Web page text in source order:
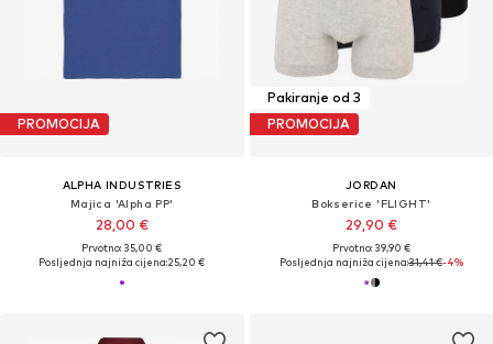
PROMOCIJA
ALPHA INDUSTRIES
Majica 'Alpha PP'
28,00 €
Prvotno: 35,00 €
Posljednja najniža cijena:25,20 €
Pakiranje od 3
PROMOCIJA
JORDAN
Bokserice 'FLIGHT'
29,90 €
Prvotno: 39,90 €
Posljednja najniža cijena:31,41 €-4%